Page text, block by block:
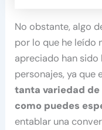
No obstante, algo
por lo que he leído
apreciado han
personajes, ya que
tanta variedad
como puedes
entablar una